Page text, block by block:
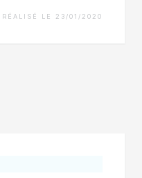
RÉALISÉ LE 23/01/2020